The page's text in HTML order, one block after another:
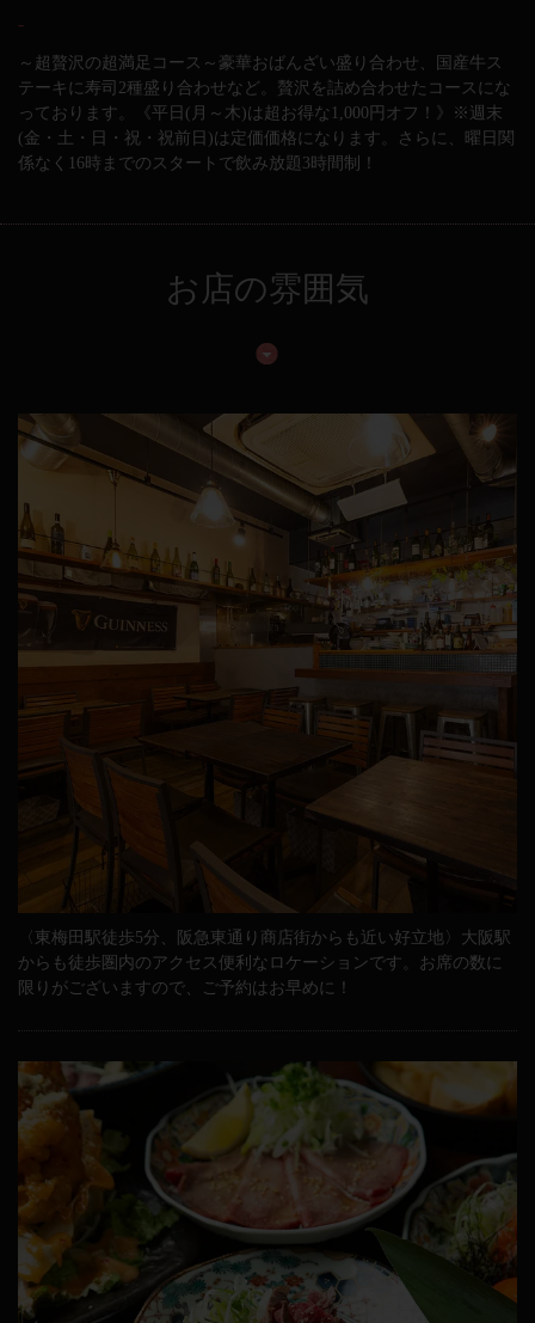
-
～超贅沢の超満足コース～豪華おばんざい盛り合わせ、国産牛ス
テーキに寿司2種盛り合わせなど。贅沢を詰め合わせたコースにな
っております。《平日(月～木)は超お得な1,000円オフ！》※週末
(金・土・日・祝・祝前日)は定価価格になります。さらに、曜日関
係なく16時までのスタートで飲み放題3時間制！
お店の雰囲気
〈東梅田駅徒歩5分、阪急東通り商店街からも近い好立地〉大阪駅
からも徒歩圏内のアクセス便利なロケーションです。お席の数に
限りがございますので、ご予約はお早めに！